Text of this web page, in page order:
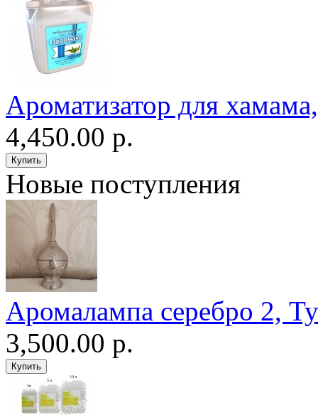
Ароматизатор для
4,450.00 р.
Новые поступления
Аромалампа серебро 2,
3,500.00 р.